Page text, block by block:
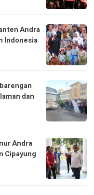
Andra
Indonesia
dan
Andra
Cipayung